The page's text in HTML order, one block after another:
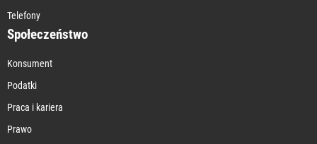
Telefony
Społeczeństwo
Konsument
Podatki
Praca i kariera
Prawo